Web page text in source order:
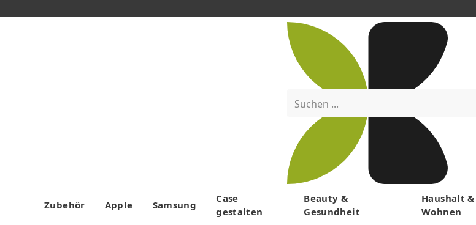
Menü
Suchen ...
Zubehör Apple Samsung
Case
gestalten
Beauty &
Gesundheit
Haushalt &
Wohnen